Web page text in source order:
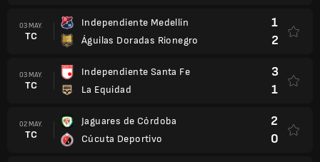
03 MAY.
TC
Independiente Medellín
Águilas Doradas Rionegro
1
2
03 MAY.
TC
Independiente Santa Fe
La Equidad
3
1
02 MAY.
TC
Jaguares de Córdoba
Cúcuta Deportivo
2
0